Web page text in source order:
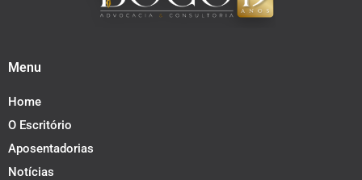
Menu
Home
O Escritório
Aposentadorias
Notícias